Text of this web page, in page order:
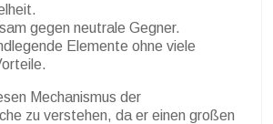
gegen neutrale Gegner.
Elemente ohne viele
Mechanismus der
zu verstehen, da er einen großen